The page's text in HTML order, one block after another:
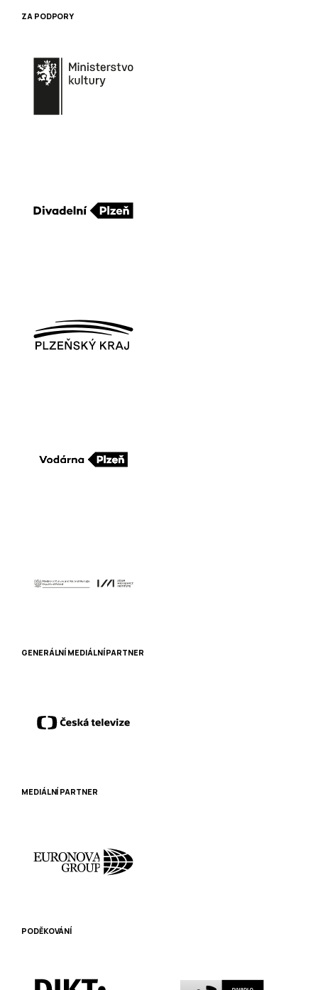
ZA PODPORY
GENERÁLNÍ MEDIÁLNÍ PARTNER
MEDIÁLNÍ PARTNER
PODĚKOVÁNÍ